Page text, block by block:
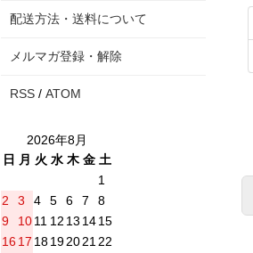
配送方法・送料について
メルマガ登録・解除
RSS / ATOM
2026年8月
日
月 火 水 木 金 土
1
2
3 4 5 6 7
8
9
1011 12 13 1415
16 17 18192021 22